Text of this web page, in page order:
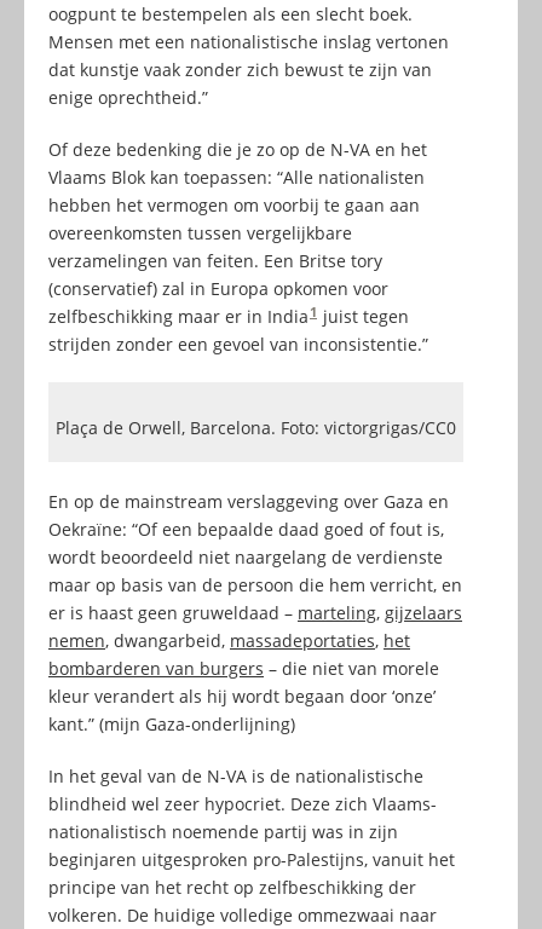
oogpunt te bestempelen als een slecht boek.
Mensen met een nationalistische inslag vertonen
dat kunstje vaak zonder zich bewust te zijn van
enige oprechtheid.”
Of deze bedenking die je zo op de N-VA en het
Vlaams Blok kan toepassen: “Alle nationalisten
hebben het vermogen om voorbij te gaan aan
overeenkomsten tussen vergelijkbare
verzamelingen van feiten. Een Britse tory
(conservatief) zal in Europa opkomen voor
zelfbeschikking maar er in India 1 juist tegen
strijden zonder een gevoel van inconsistentie.”
Plaça de Orwell, Barcelona. Foto: victorgrigas/CC0
En op de mainstream verslaggeving over Gaza en
Oekraïne: “Of een bepaalde daad goed of fout is,
wordt beoordeeld niet naargelang de verdienste
maar op basis van de persoon die hem verricht, en
er is haast geen gruweldaad – marteling, gijzelaars
nemen, dwangarbeid, massadeportaties, het
bombarderen van burgers – die niet van morele
kleur verandert als hij wordt begaan door ‘onze’
kant.” (mijn Gaza-onderlijning)
In het geval van de N-VA is de nationalistische
blindheid wel zeer hypocriet. Deze zich Vlaams-
nationalistisch noemende partij was in zijn
beginjaren uitgesproken pro-Palestijns, vanuit het
principe van het recht op zelfbeschikking der
volkeren. De huidige volledige ommezwaai naar